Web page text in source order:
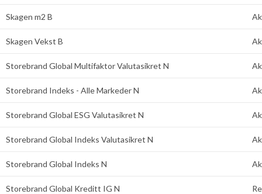
Skagen m2 B
Skagen Vekst B
Storebrand Global Multifaktor Valutasikret N
Storebrand Indeks - Alle Markeder N
Storebrand Global ESG Valutasikret N
Storebrand Global Indeks Valutasikret N
Storebrand Global Indeks N
Storebrand Global Kreditt IG N